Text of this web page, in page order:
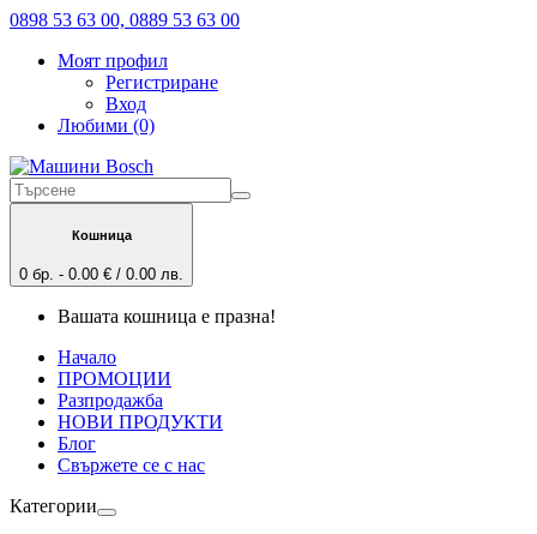
0898 53 63 00, 0889 53 63 00
Моят профил
Регистриране
Вход
Любими (0)
Кошница
0 бр. - 0.00 € / 0.00 лв.
Вашата кошница е празна!
Начало
ПРОМОЦИИ
Разпродажба
НОВИ ПРОДУКТИ
Блог
Свържете се с нас
Категории